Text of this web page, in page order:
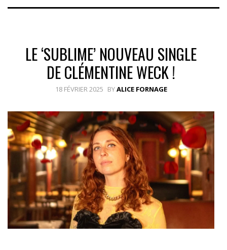
LE ‘SUBLIME’ NOUVEAU SINGLE
DE CLÉMENTINE WECK !
18 FÉVRIER 2025 BYALICE FORNAGE